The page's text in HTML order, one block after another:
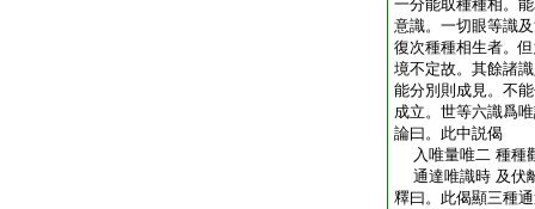
一分能取種種相。
意識。一切眼等識
復次種種相生者。
境不定故。其餘諸
能分別則成見。不
成立。世等六識爲
論曰。此中説偈
入唯量唯二 種種
通達唯識時 及伏
釋曰。此偈顯三種